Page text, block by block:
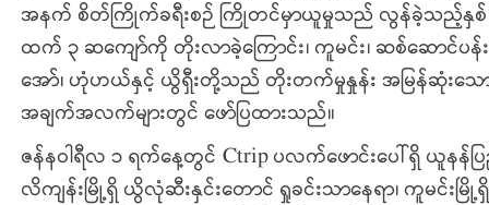
အနက် စိတ်ကြိုက်ခရီးစဉ် ကြိုတင်မှာယူမှုသည် လွန်ခဲ့သည့်နှ
ထက် ၃ ဆကျော်ကို တိုးလာခဲ့ကြောင်း၊ ကူမင်း၊ ဆစ်ဆောင်ပန်
အော်၊ ဟုံဟယ်နှင့် ယွိရှီးတို့သည် တိုးတက်မှုနှုန်း အမြန်ဆုံးသော ပ
အချက်အလက်များတွင် ဖော်ပြထားသည်။
ဇန်နဝါရီလ ၁ ရက်နေ့တွင် Ctrip ပလက်ဖောင်းပေါ်ရှိ ယူ
လိကျန်းမြို့ရှိ ယွိလုံဆီးနှင်းတောင် ရှုခင်းသာနေရာ၊ ကူမင်းမြို့